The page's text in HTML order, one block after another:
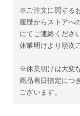
※ご注文に関する
履歴からストアへ
にてご連絡くださ
休業明けより順次
※休業明けは大変
商品着日指定につ
ございます。